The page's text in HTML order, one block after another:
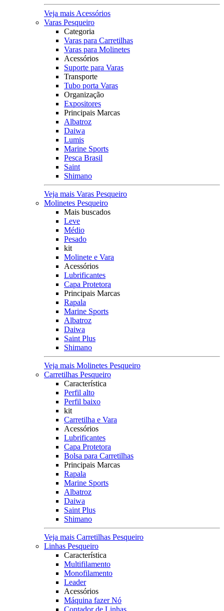
Veja mais Acessórios
Varas Pesqueiro
Categoria
Varas para Carretilhas
Varas para Molinetes
Acessórios
Suporte para Varas
Transporte
Tubo porta Varas
Organização
Expositores
Principais Marcas
Albatroz
Daiwa
Lumis
Marine Sports
Pesca Brasil
Saint
Shimano
Veja mais Varas Pesqueiro
Molinetes Pesqueiro
Mais buscados
Leve
Médio
Pesado
kit
Molinete e Vara
Acessórios
Lubrificantes
Capa Protetora
Principais Marcas
Rapala
Marine Sports
Albatroz
Daiwa
Saint Plus
Shimano
Veja mais Molinetes Pesqueiro
Carretilhas Pesqueiro
Característica
Perfil alto
Perfil baixo
kit
Carretilha e Vara
Acessórios
Lubrificantes
Capa Protetora
Bolsa para Carretilhas
Principais Marcas
Rapala
Marine Sports
Albatroz
Daiwa
Saint Plus
Shimano
Veja mais Carretilhas Pesqueiro
Linhas Pesqueiro
Característica
Multifilamento
Monofilamento
Leader
Acessórios
Máquina fazer Nó
Contador de Linhas